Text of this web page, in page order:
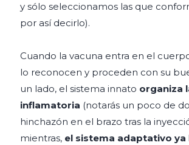
y sólo seleccionamos las que
por así decirlo).
Cuando la vacuna entra en el
lo reconocen y proceden con su
un lado, el sistema innato organiza
inflamatoria (notarás un poco de
hinchazón en el brazo tras la
mientras, el sistema adaptativo ya